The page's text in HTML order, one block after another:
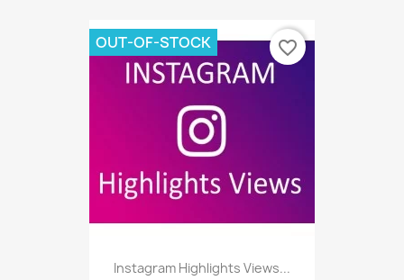
Instagram Highlights Views...
OUT-OF-STOCK favorite_border